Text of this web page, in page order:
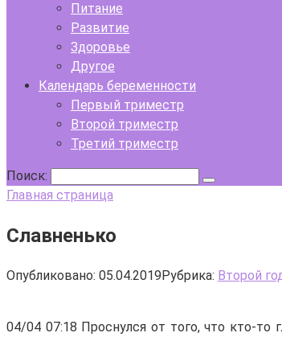
Питание
Развитие
Здоровье
Другое
Календарь беременности
Первый триместр
Второй триместр
Третий триместр
Поиск:
Главная страница
Славненько
Опубликовано: 05.04.2019Рубрика: Второй
04/04 07:18 Проснулся от того, что кто-